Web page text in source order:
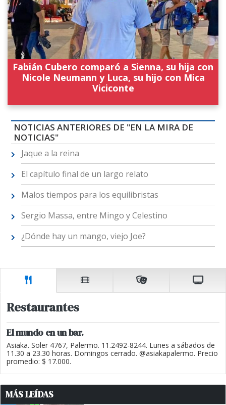
Fabián Cubero comparó a Sienna, su hija con
Nicole Neumann y Luca, su hijo con Mica
Viciconte
NOTICIAS ANTERIORES DE "EN LA MIRA DE
NOTICIAS"
Jaque a la reina
El capítulo final de un largo relato
Malos tiempos para los equilibristas
Sergio Massa, entre Mingo y Celestino
¿Dónde hay un mango, viejo Joe?
Restaurantes
El mundo en un bar.
Asiaka. Soler 4767, Palermo. 11.2492-8244. Lunes a sábados de
11.30 a 23.30 horas. Domingos cerrado. @asiakapalermo. Precio
promedio: $ 17.000.
MÁS LEÍDAS